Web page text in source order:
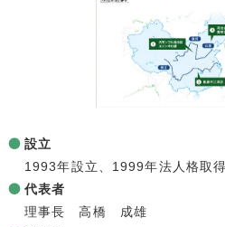
設立
1993年設立、1999年法人格取得
代表者
理事長 高橋 成雄